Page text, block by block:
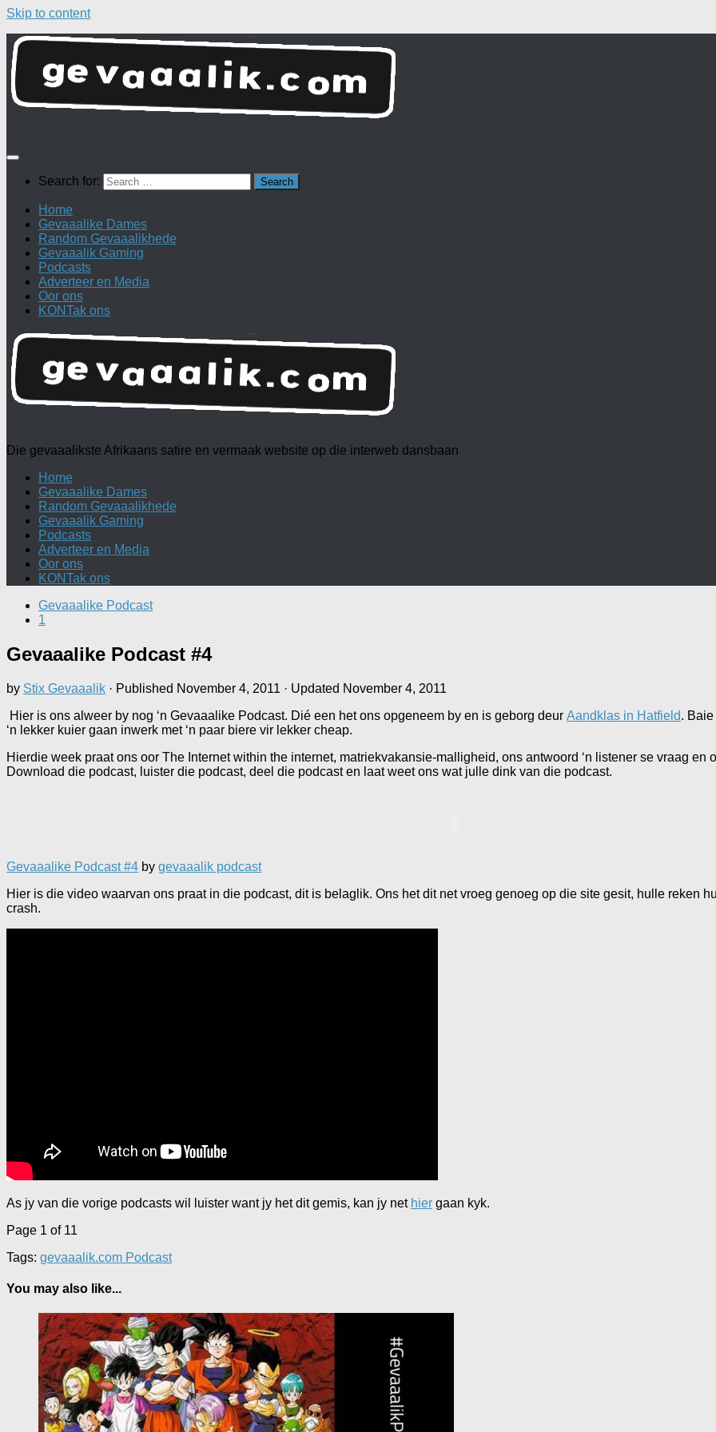
Skip to content
Search for:
Home
Gevaaalike Dames
Random Gevaaalikhede
Gevaaalik Gaming
Podcasts
Adverteer en Media
Oor ons
KONTak ons
Die gevaaalikste Afrikaans satire en vermaak website op die interweb dansbaan
Home
Gevaaalike Dames
Random Gevaaalikhede
Gevaaalik Gaming
Podcasts
Adverteer en Media
Oor ons
KONTak ons
Gevaaalike Podcast
1
Gevaaalike Podcast #4
by Stix Gevaaalik · Published November 4, 2011 · Updated November 4, 2011
Hier is ons alweer by nog ‘n Gevaaalike Podcast. Dié een het ons opgeneem by en is geborg deur Aandklas in Hatfield.
‘n lekker kuier gaan inwerk met ‘n paar biere vir lekker cheap.
Hierdie week praat ons oor The Internet within the internet, matriekvakansie-malligheid, ons antwoord ‘n listener se vraag en
Download die podcast, luister die podcast, deel die podcast en laat weet ons wat julle dink van die podcast.
Gevaaalike Podcast #4 by gevaaalik podcast
Hier is die video waarvan ons praat in die podcast, dit is belaglik. Ons het dit net vroeg genoeg op die site gesit, hulle reken
crash.
As jy van die vorige podcasts wil luister want jy het dit gemis, kan jy net hier gaan kyk.
Page 1 of 11
Tags: gevaaalik.com Podcast
You may also like...